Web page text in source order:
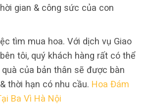
gian & công sức của con
tìm mua hoa. Với dịch vụ Giao
tôi, quý khách hàng rất có thể
của bản thân sẽ được bàn
thời hạn có nhu cầu. Hoa Đám
Ba Vì Hà Nội